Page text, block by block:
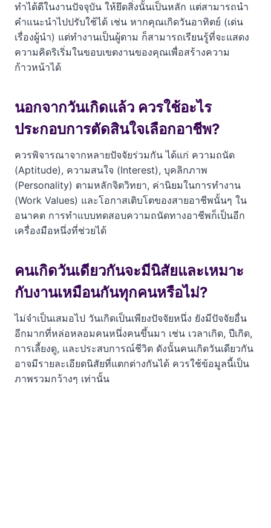
ทำได้ดีในงานปัจจุบัน ให้ยึดสิ่งนั้นเป็นหลัก แต่สามารถนำ
คำแนะนำไปปรับใช้ได้ เช่น หากคุณเกิดวันอาทิตย์ (เด่น
เรื่องผู้นำ) แต่ทำงานเป็นผู้ตาม ก็สามารถเรียนรู้ที่จะแสดง
ความคิดริเริ่มในขอบเขตงานของคุณเพื่อสร้างความ
ก้าวหน้าได้
นอกจากวันเกิดแล้ว ควรใช้อะไร
ประกอบการตัดสินใจเลือกอาชีพ?
ควรพิจารณาจากหลายปัจจัยร่วมกัน ได้แก่ ความถนัด
(Aptitude), ความสนใจ (Interest), บุคลิกภาพ
(Personality) ตามหลักจิตวิทยา, ค่านิยมในการทำงาน
(Work Values) และโอกาสเติบโตของสายอาชีพนั้นๆ ใน
อนาคต การทำแบบทดสอบความถนัดทางอาชีพก็เป็นอีก
เครื่องมือหนึ่งที่ช่วยได้
คนเกิดวันเดียวกันจะมีนิสัยและเหมาะ
กับงานเหมือนกันทุกคนหรือไม่?
ไม่จำเป็นเสมอไป วันเกิดเป็นเพียงปัจจัยหนึ่ง ยังมีปัจจัยอื่น
อีกมากที่หล่อหลอมคนหนึ่งคนขึ้นมา เช่น เวลาเกิด, ปีเกิด,
การเลี้ยงดู, และประสบการณ์ชีวิต ดังนั้นคนเกิดวันเดียวกัน
อาจมีรายละเอียดนิสัยที่แตกต่างกันได้ ควรใช้ข้อมูลนี้เป็น
ภาพรวมกว้างๆ เท่านั้น